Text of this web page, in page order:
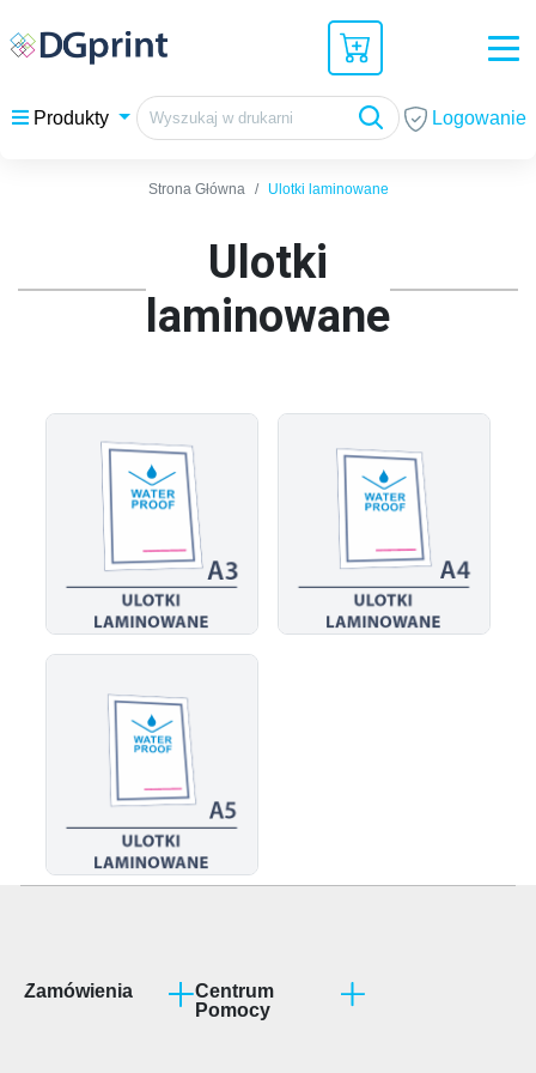
Produkty Logowanie
Strona Główna Ulotki laminowane
Ulotki
laminowane
Centrum
Pomocy
Zamówienia